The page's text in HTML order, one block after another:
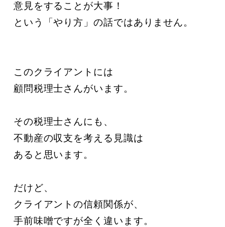
意見をすることが大事！
という「やり方」の話ではありません。
このクライアントには
顧問税理士さんがいます。
その税理士さんにも、
不動産の収支を考える見識は
あると思います。
だけど、
クライアントの信頼関係が、
手前味噌ですが全く違います。